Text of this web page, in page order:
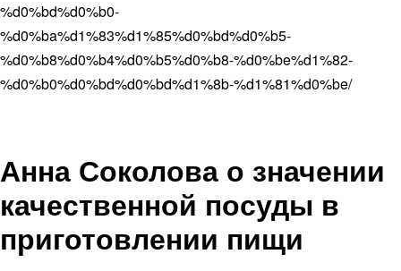
%d0%bd%d0%b0-
%d0%ba%d1%83%d1%85%d0%bd%d0%b5-
%d0%b8%d0%b4%d0%b5%d0%b8-%d0%be%d1%82-
%d0%b0%d0%bd%d0%bd%d1%8b-%d1%81%d0%be/
Анна Соколова о значении
качественной посуды в
приготовлении пищи